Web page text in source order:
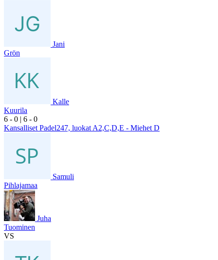
Jani
Grön
Kalle
Kuurila
6 - 0 | 6 - 0
Kansalliset Padel247, luokat A2,C,D,E - Miehet D
Samuli
Pihlajamaa
Juha
Tuominen
VS